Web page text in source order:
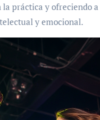
práctica y ofreciendo
y emocional.